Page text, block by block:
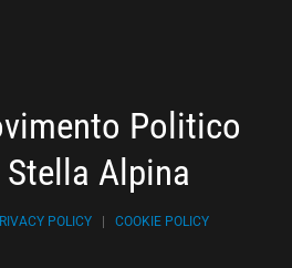
Politico
Stella Alpina
POLICY| COOKIE POLICY